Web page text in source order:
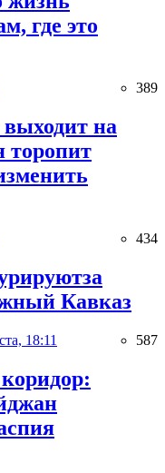
где это
389
на
торопит
434
Кавказ
18:11 587